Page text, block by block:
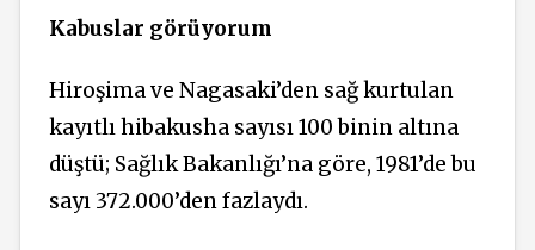
Kabuslar görüyorum
Hiroşima ve Nagasaki’den sağ kurtulan
kayıtlı hibakusha sayısı 100 binin altına
düştü; Sağlık Bakanlığı’na göre, 1981’de bu
sayı 372.000’den fazlaydı.